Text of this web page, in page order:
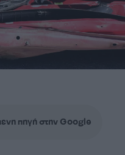
πηγή στην Google